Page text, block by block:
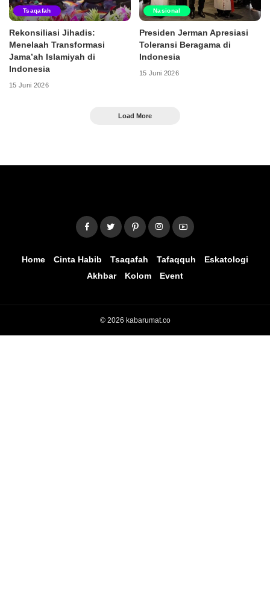
Tsaqafah
Rekonsiliasi Jihadis:
Menelaah Transformasi
Jama’ah Islamiyah di
Indonesia
15 Juni 2026
Nasional
Presiden Jerman Apresiasi
Toleransi Beragama di
Indonesia
15 Juni 2026
Load More
Home Cinta Habib Tsaqafah Tafaqquh
Eskatologi
Akhbar
Kolom Event
© 2026 kabarumat.co